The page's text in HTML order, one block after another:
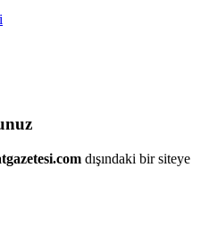
dışındaki bir siteye